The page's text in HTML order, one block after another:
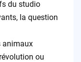
du studio
la question
animaux
ou